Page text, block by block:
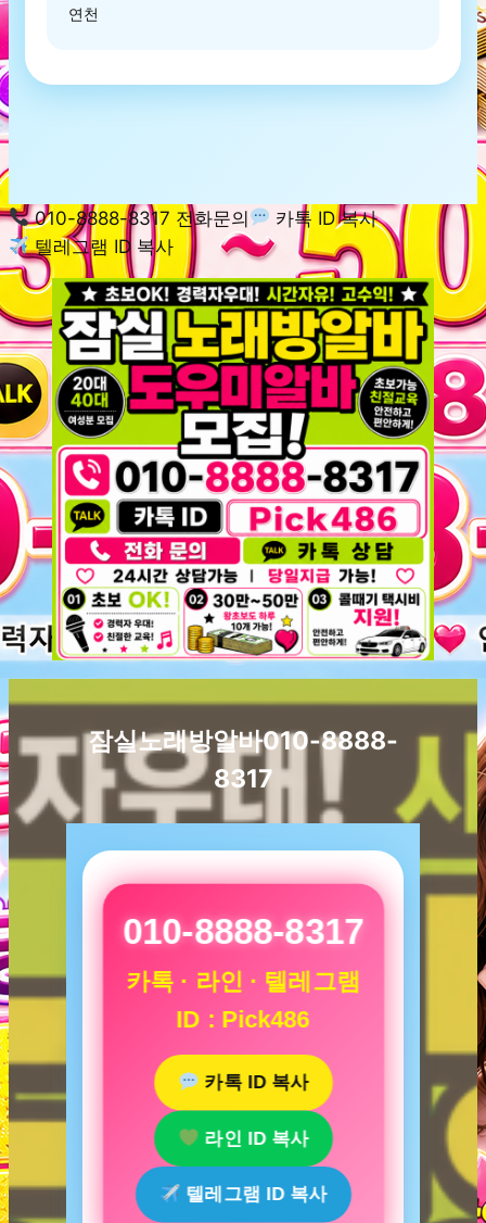
연천
010-8888-8317 전화문의
카톡 ID 복사
텔레그램 ID 복사
잠실노래방알바010-8888-
8317
010-8888-8317
카톡 · 라인 · 텔레그램
ID : Pick486
카톡 ID 복사
라인 ID 복사
텔레그램 ID 복사